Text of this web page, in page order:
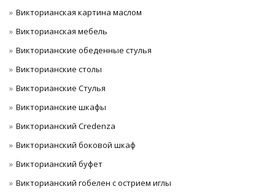
Викторианская картина маслом
Викторианская мебель
Викторианские обеденные стулья
Викторианские столы
Викторианские Стулья
Викторианские шкафы
Викторианский Credenza
Викторианский боковой шкаф
Викторианский буфет
Викторианский гобелен с острием иглы